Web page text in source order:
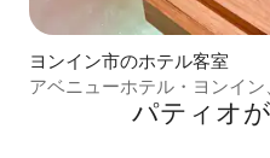
ヨンイン市のホテル客室
アベニューホテル・ヨンイ
バーランド、カリビアンベ
パティオ